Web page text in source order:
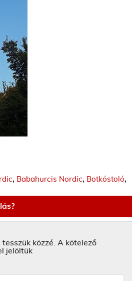
, Babahurcis Nordic, Botkóstoló,
közzé. A kötelező
jelöltük